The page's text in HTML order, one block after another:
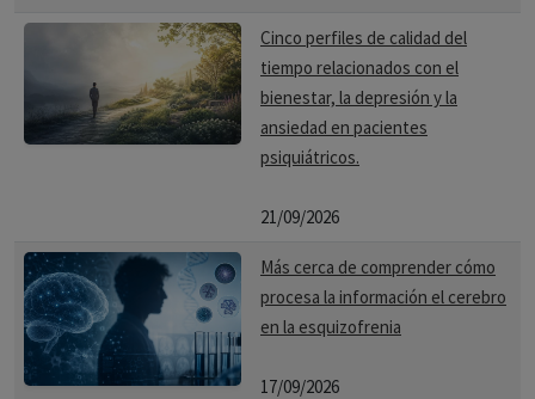
Cinco perfiles de calidad del
tiempo relacionados con el
bienestar, la depresión y la
ansiedad en pacientes
psiquiátricos.
21/09/2026
Más cerca de comprender cómo
procesa la información el cerebro
en la esquizofrenia
17/09/2026